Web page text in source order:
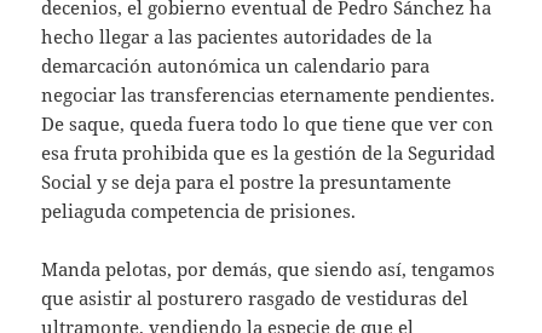
decenios, el gobierno eventual de Pedro Sánchez ha
hecho llegar a las pacientes autoridades de la
demarcación autonómica un calendario para
negociar las transferencias eternamente pendientes.
De saque, queda fuera todo lo que tiene que ver con
esa fruta prohibida que es la gestión de la Seguridad
Social y se deja para el postre la presuntamente
peliaguda competencia de prisiones.
Manda pelotas, por demás, que siendo así, tengamos
que asistir al posturero rasgado de vestiduras del
ultramonte, vendiendo la especie de que el